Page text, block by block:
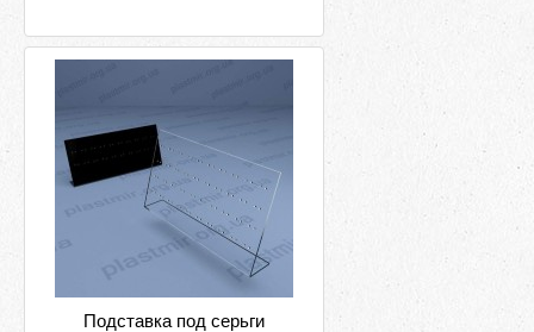
Подставка под серьги